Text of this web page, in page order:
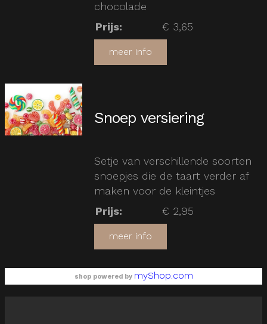
chocolade
Prijs: € 3,65
meer info
Snoep versiering
Setje van verschillende soorten
snoepjes die de taart verder af
maken voor de kleintjes
Prijs: € 2,95
meer info
shop powered by myShop.com